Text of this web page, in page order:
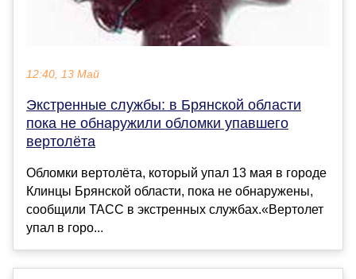
12:40, 13 Май
Экстренные службы: в Брянской области
пока не обнаружили обломки упавшего
вертолёта
Обломки вертолёта, который упал 13 мая в городе
Клинцы Брянской области, пока не обнаружены,
сообщили ТАСС в экстренных службах.«Вертолет
упал в горо...